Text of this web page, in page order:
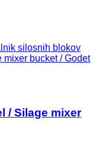
silosnih blokov
bucket / Godet
/ Silage mixer